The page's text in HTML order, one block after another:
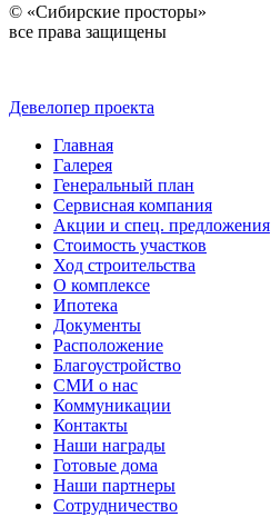
© «Сибирские просторы»
все права защищены
Девелопер проекта
Главная
Галерея
Генеральный план
Сервисная компания
Акции и спец. предложения
Стоимость участков
Ход строительства
О комплексе
Ипотека
Документы
Расположение
Благоустройство
СМИ о нас
Коммуникации
Контакты
Наши награды
Готовые дома
Наши партнеры
Сотрудничество